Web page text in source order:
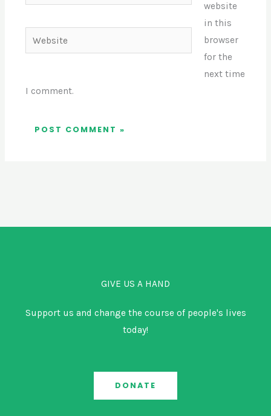
Website
website
in this
browser
for the
next time
I comment.
GIVE US A HAND
Support us and change the course of people's lives
today!
DONATE